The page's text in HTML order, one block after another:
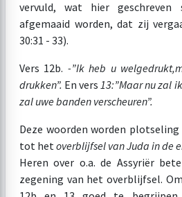
vervuld, wat hier
afgemaaid worden, dat zij
30:31 - 33).
Vers 12b. -”Ik heb u welgedrukt,
drukken”. En vers13:”Maar nu zal
zal uwe banden verscheuren”.
Deze woorden worden
tot hetoverblijfsel van Juda in de
Heren over o.a. de Assyriër
zegening van het overblijfsel.